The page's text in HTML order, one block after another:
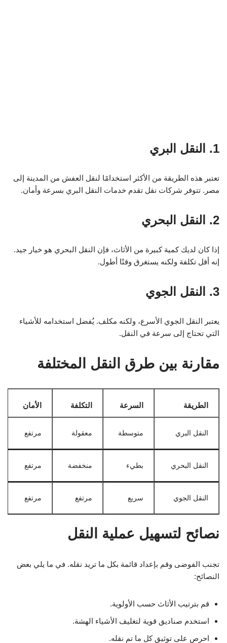
1. النقل البري
تعتبر هذه الطريقة من الأكثر استخدامًا لنقل العفش من المدينة إلى
مصر. تتوفر شركات نقل تقدم خدمات النقل البري بسرعة وأمان.
2. النقل البحري
إذا كان لديك كمية كبيرة من الأثاث، فإن النقل البحري هو خيار جيد.
إنه أقل تكلفة ولكنه يستغرق وقتًا أطول.
3. النقل الجوي
يعتبر النقل الجوي الأسرع، ولكنه مكلف. يُفضل استخدامه للأشياء
التي تحتاج إلى سرعة في النقل.
مقارنة بين طرق النقل المختلفة
الطريقة السرعة التكلفة الأمان
النقل البري متوسطة معقولة مرتفع
النقل البحري بطيء منخفضة مرتفع
النقل الجوي سريع مرتفع مرتفع
نصائح لتسهيل عملية النقل
تجنب الفوضى وقم بإعداد قائمة بكل ما تريد نقله. في ما يلي بعض
النصائح:
قم بترتيب الأثاث حسب الأولوية.
استخدم صناديق قوية لتغليف الأشياء الهشة.
احرص على توثيق كل ما تم نقله.